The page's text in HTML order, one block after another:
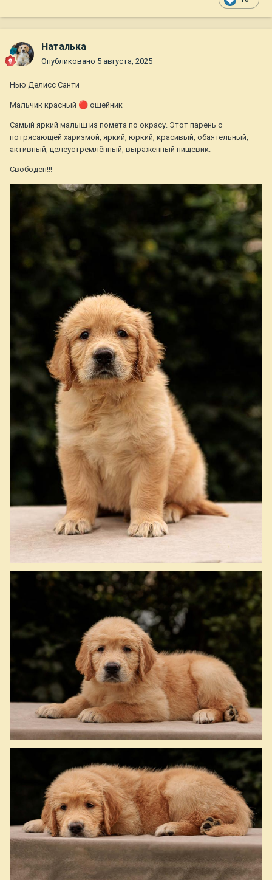
Наталька
Опубликовано 5 августа, 2025
Нью Делисс Санти
Мальчик красный 🔴 ошейник
Самый яркий малыш из помета по окрасу. Этот парень с
потрясающей харизмой, яркий, юркий, красивый, обаятельный,
активный, целеустремлённый, выраженный пищевик.
Свободен!!!